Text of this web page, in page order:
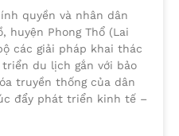
quyền và nhân dân
huyện Phong Thổ (Lai
các giải pháp khai thác
du lịch gắn với bảo
truyền thống của dân
đẩy phát triển kinh tế –